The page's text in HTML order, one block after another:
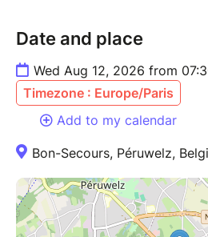
Date and place
Wed Aug 12, 2026 from
Timezone : Europe/Paris
Add to my calendar
Bon-Secours, Péruwelz,